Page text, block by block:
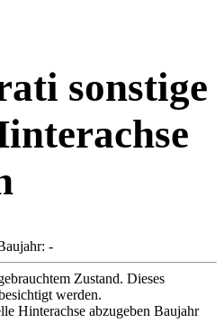
sonstige
-
Zustand. Dieses
werden.